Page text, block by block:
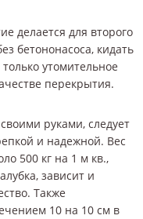
делается для второго
бетононасоса, кидать
утомительное
перекрытия.
руками, следует
и надежной. Вес
500 кг на 1 м кв.,
зависит и
Также
10 на 10 см в